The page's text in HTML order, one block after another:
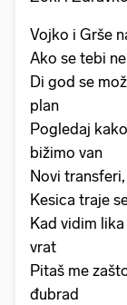
Vojko i Grše
Ako se tebi
Di god se
plan
Pogledaj
bižimo van
Novi
Kesica traje
Kad vidim
vrat
Pitaš me
đubrad